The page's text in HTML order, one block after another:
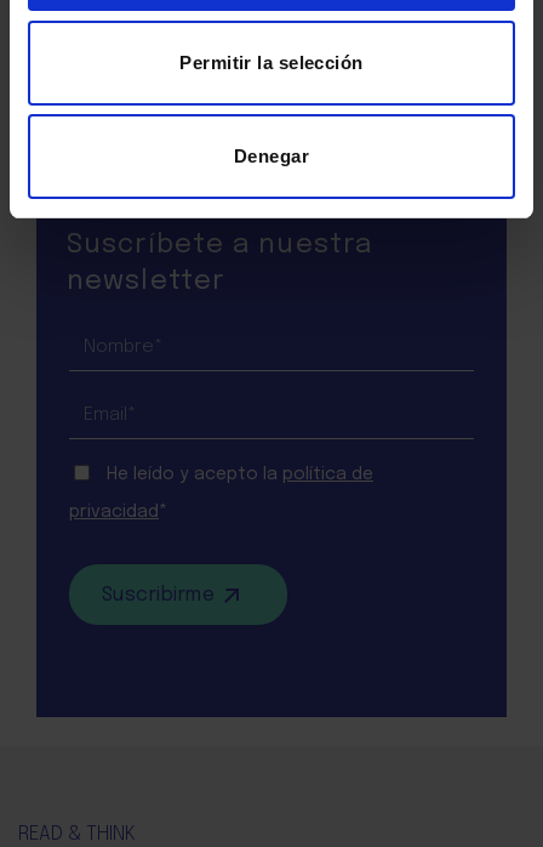
Permitir la selección
Denegar
Graduación IEM 2025/2026: una
celebración del talento, el esfuerzo y el
Suscríbete a nuestra
newsletter
SUSCRIPCIÓN
BLOG
He leído y acepto la política de
privacidad *
Suscribirme
READ & THINK